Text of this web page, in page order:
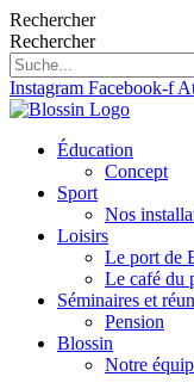
Aller
au
contenu
Rechercher
Rechercher
Instagram Facebook-f
Éducation
Concept
Sport
Nos
Loisirs
Le port de
Le café du
Séminaires et
Pension
Blossin
Notre